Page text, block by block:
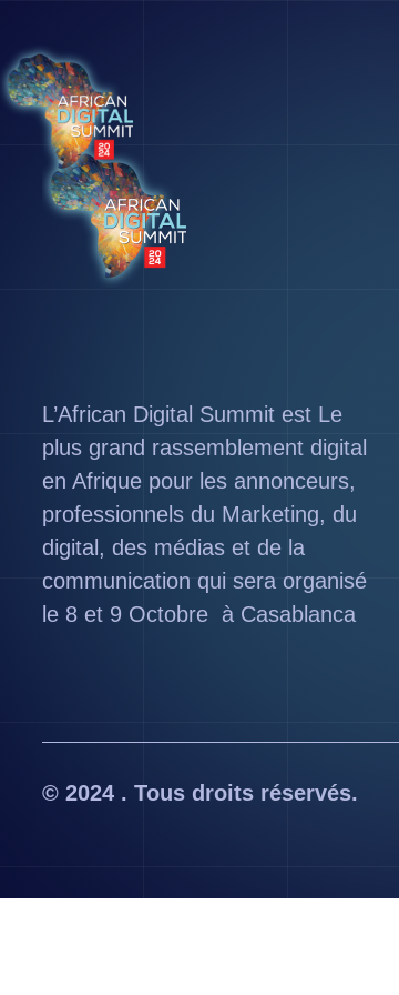
L’African Digital Summit est Le
plus grand rassemblement digital
en Afrique pour les annonceurs,
professionnels du Marketing, du
digital, des médias et de la
communication qui sera organisé
le 8 et 9 Octobre à Casablanca
© 2024 . Tous droits réservés.